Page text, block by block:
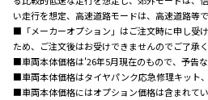
い走行を想定、高速道路モードは、高速道路等
■「メーカーオプション」はご注文時に申し受
ため、ご注文後はお受けできませんのでご了承
■車両本体価格は'26年5月現在のもので、予告な
■車両本体価格はタイヤパンク応急修理キット
■車両本体価格にはオプション価格は含まれてい